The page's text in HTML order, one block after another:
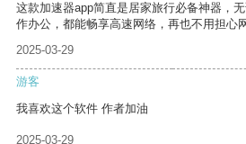
这款加速器app简直是居家旅行必备神器，
作办公，都能畅享高速网络，再也不用担心
2025-03-29
游客
我喜欢这个软件 作者加油
2025-03-29